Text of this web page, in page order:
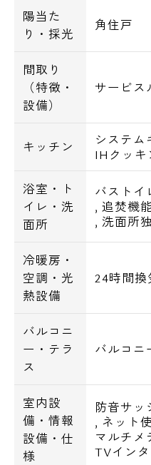
陽当た
り・採光
角住戸
間取り
（特徴・
設備）
サービス
キッチン システム
IHクッキ
浴室・ト
イレ・洗
面所
バストイ
,追焚機
,洗面所
冷暖房・
空調・光
熱設備
24時間換
バルコニ
ー・テラ
ス
バルコニ
室内設
備・情報
設備・仕
様
防音サッ
, ネット
マルチメ
TVイン